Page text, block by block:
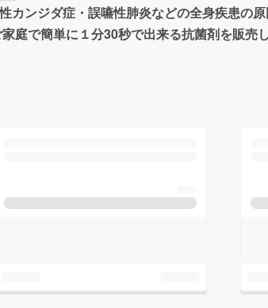
ンジダ症・誤嚥性肺炎などの全身疾患の
で簡単に１分30秒で出来る抗菌剤を販売